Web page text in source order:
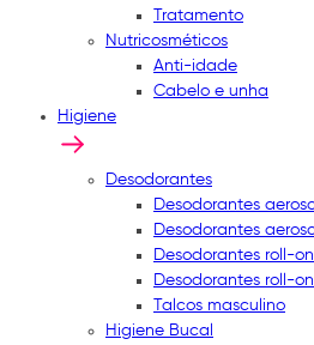
Tratamento
Nutricosméticos
Anti-idade
Cabelo e unha
Higiene
Desodorantes
Desodorantes
Desodorantes
Desodorantes roll-
Desodorantes roll-
Talcos masculino
Higiene Bucal